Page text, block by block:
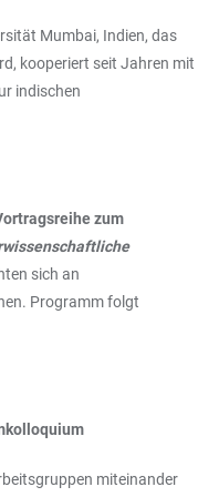
Mumbai, Indien, das
kooperiert seit Jahren mit
indischen
zum
sich an
Programm folgt
miteinander